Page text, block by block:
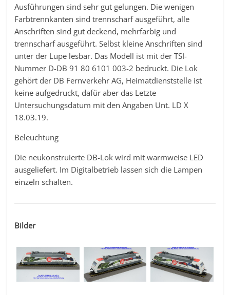
Ausführungen sind sehr gut gelungen. Die wenigen
Farbtrennkanten sind trennscharf ausgeführt, alle
Anschriften sind gut deckend, mehrfarbig und
trennscharf ausgeführt. Selbst kleine Anschriften sind
unter der Lupe lesbar. Das Modell ist mit der TSI-
Nummer D-DB 91 80 6101 003-2 bedruckt. Die Lok
gehört der DB Fernverkehr AG, Heimatdienststelle ist
keine aufgedruckt, dafür aber das Letzte
Untersuchungsdatum mit den Angaben Unt. LD X
18.03.19.
Beleuchtung
Die neukonstruierte DB-Lok wird mit warmweise LED
ausgeliefert. Im Digitalbetrieb lassen sich die Lampen
einzeln schalten.
Bilder